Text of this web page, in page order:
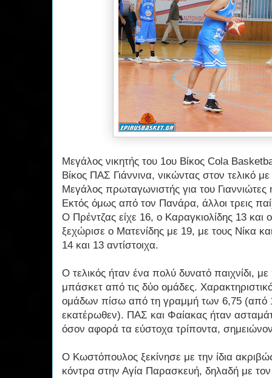
Μεγάλος νικητής του 1ου Βίκος Cola
Βίκος ΠΑΣ Γιάννινα, νικώντας στον τελικό
Μεγάλος πρωταγωνιστής για του
Εκτός όμως από τον Πανάρα, άλλοι τρεις
Ο Πρέντζας είχε 16, ο Καραγκιολίδης 13
ξεχώρισε ο Ματενίδης με 19, με τους Νίκα
14 και 13 αντίστοιχα.
Ο τελικός ήταν ένα πολύ δυνατό παιχνίδι,
μπάσκετ από τις δύο ομάδες.
ομάδων πίσω από τη γραμμή των 6,75 (από
εκατέρωθεν). ΠΑΣ και Φαίακας ήταν
όσον αφορά τα εύστοχα τρίποντα,
Ο Κωστόπουλος ξεκίνησε με την ίδια
κόντρα στην Αγία Παρασκευή, δηλαδή με